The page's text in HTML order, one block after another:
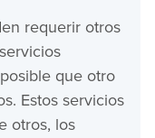
requerir otros
que otro
Estos servicios
otros, los